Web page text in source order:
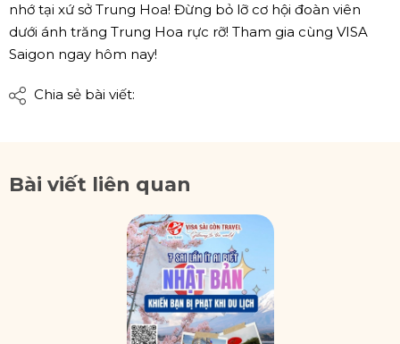
nhớ tại xứ sở Trung Hoa! Đừng bỏ lỡ cơ hội đoàn viên
dưới ánh trăng Trung Hoa rực rỡ! Tham gia cùng VISA
Saigon ngay hôm nay!
Chia sẻ bài viết:
Bài viết liên quan